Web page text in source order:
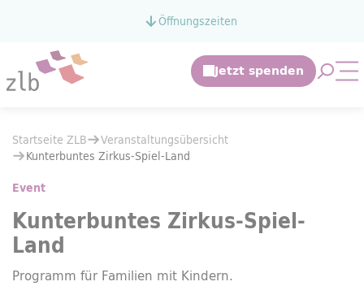
Zum Hauptinhalt springenÖffnungszeiten
Veranstaltungsübersicht
Kunterbuntes Zirkus-Spiel-Land
Sie befinden sich hier:
Startseite ZLB
Veranstaltungsübersicht
Kunterbuntes Zirkus-Spiel-Land
Event
Kunterbuntes Zirkus-Spiel-
Land
Programm für Familien mit Kindern.